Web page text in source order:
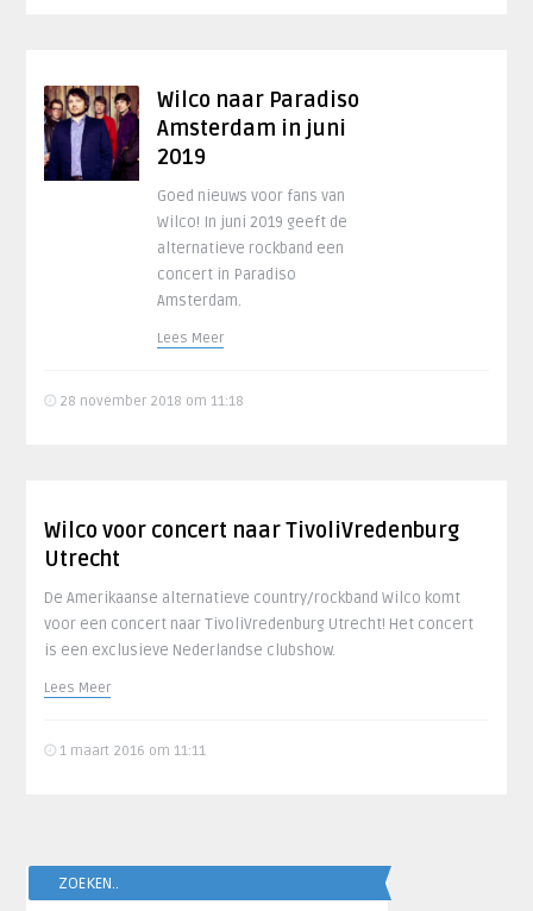
Wilco naar Paradiso
Amsterdam in juni
2019
Goed nieuws voor fans van
Wilco! In juni 2019 geeft de
alternatieve rockband een
concert in Paradiso
Amsterdam.
Lees Meer
28 november 2018 om 11:18
Wilco voor concert naar TivoliVredenburg
Utrecht
De Amerikaanse alternatieve country/rockband Wilco komt
voor een concert naar TivoliVredenburg Utrecht! Het concert
is een exclusieve Nederlandse clubshow.
Lees Meer
1 maart 2016 om 11:11
ZOEKEN..